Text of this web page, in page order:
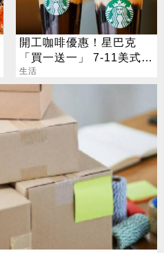
開工咖啡優惠！星巴克
「買一送一」 7-11美式買
7送7
生活